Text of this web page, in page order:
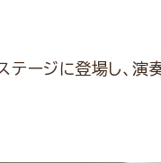
ージに登場し、演